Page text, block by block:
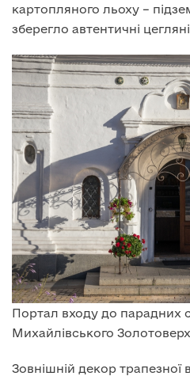
картопляного льоху –
зберегло автентичні
Портал входу до парадних
Михайлівського
Зовнішній декор трапезної